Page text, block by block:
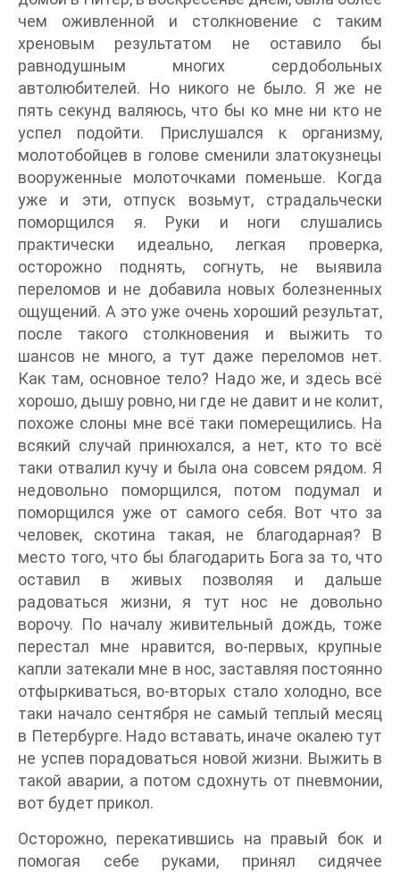
чем оживленной и столкновение с таким
хреновым результатом не оставило бы
равнодушным многих сердобольных
автолюбителей. Но никого не было. Я же не
пять секунд валяюсь, что бы ко мне ни кто не
успел подойти. Прислушался к организму,
молотобойцев в голове сменили златокузнецы
вооруженные молоточками поменьше. Когда
уже и эти, отпуск возьмут, страдальчески
поморщился я. Руки и ноги слушались
практически идеально, легкая проверка,
осторожно поднять, согнуть, не выявила
переломов и не добавила новых болезненных
ощущений. А это уже очень хороший результат,
после такого столкновения и выжить то
шансов не много, а тут даже переломов нет.
Как там, основное тело? Надо же, и здесь всё
хорошо, дышу ровно, ни где не давит и не колит,
похоже слоны мне всё таки померещились. На
всякий случай принюхался, а нет, кто то всё
таки отвалил кучу и была она совсем рядом. Я
недовольно поморщился, потом подумал и
поморщился уже от самого себя. Вот что за
человек, скотина такая, не благодарная? В
место того, что бы благодарить Бога за то, что
оставил в живых позволяя и дальше
радоваться жизни, я тут нос не довольно
ворочу. По началу живительный дождь, тоже
перестал мне нравится, во-первых, крупные
капли затекали мне в нос, заставляя постоянно
отфыркиваться, во-вторых стало холодно, все
таки начало сентября не самый теплый месяц
в Петербурге. Надо вставать, иначе окалею тут
не успев порадоваться новой жизни. Выжить в
такой аварии, а потом сдохнуть от пневмонии,
вот будет прикол.
Осторожно, перекатившись на правый бок и
помогая себе руками, принял сидячее